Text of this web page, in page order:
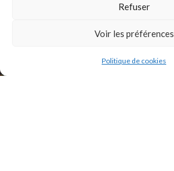
Refuser
Voir les préférences
Politique de cookies